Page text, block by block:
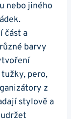
nebo jiného
část a
barvy
pero,
​z
stylově a